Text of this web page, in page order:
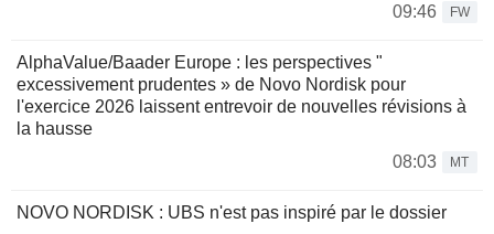
09:46
FW
AlphaValue/Baader Europe : les perspectives "
excessivement prudentes » de Novo Nordisk pour
l'exercice 2026 laissent entrevoir de nouvelles révisions à
la hausse
08:03
MT
NOVO NORDISK : UBS n'est pas inspiré par le dossier